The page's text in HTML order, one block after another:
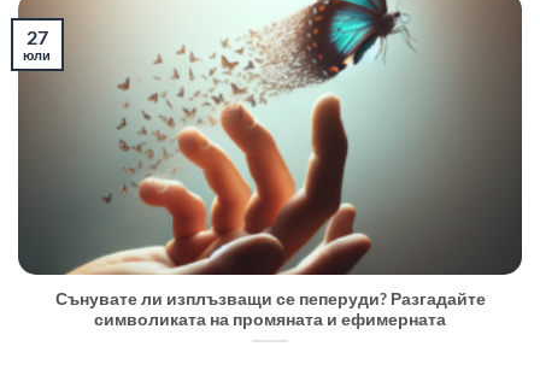
Сънувате ли изплъзващи се пеперуди? Разгадайте
символиката на промяната и ефимерната
27
юли